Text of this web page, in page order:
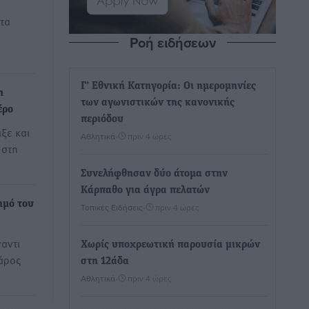
και
του
Ροή ειδήσεων
Γ’ Εθνική Κατηγορία: Οι ημερομηνίες
των αγωνιστικών της κανονικής
περιόδου
Αθλητικά πριν 4 ώρες
Συνελήφθησαν δύο άτομα στην
Κάρπαθο για άγρα πελατών
Τοπικές Ειδήσεις πριν 4 ώρες
Χωρίς υποχρεωτική παρουσία μικρών
στη 12άδα
Αθλητικά πριν 4 ώρες